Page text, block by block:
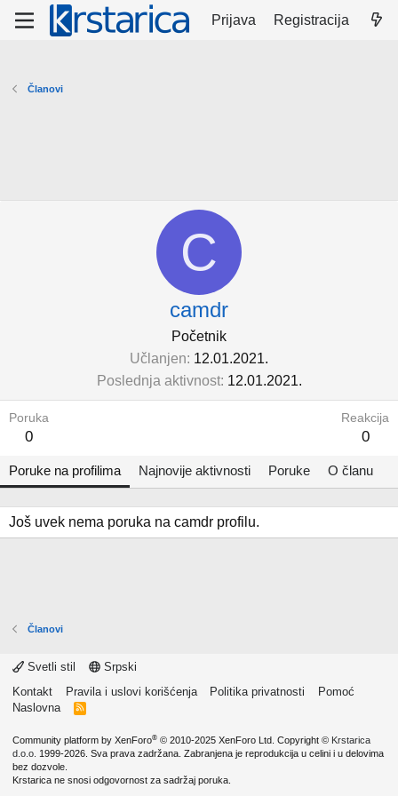
Prijava Registracija
Članovi
C
camdr
Početnik
Učlanjen 12.01.2021.
Poslednja aktivnost 12.01.2021.
Poruka
0
Reakcija
0
Poruke na profilima Najnovije aktivnosti Poruke O članu
Još uvek nema poruka na camdr profilu.
Članovi
Svetli stil
Srpski
Kontakt
Pravila i uslovi korišćenja Politika privatnosti
Pomoć
Naslovna
R
Community platform by XenForo® © 2010-2025 XenForo Ltd. Copyright © Krstarica
d.o.o. 1999-2026. Sva prava zadržana. Zabranjena je reprodukcija u celini i u delovima
bez dozvole.
Krstarica ne snosi odgovornost za sadržaj poruka.